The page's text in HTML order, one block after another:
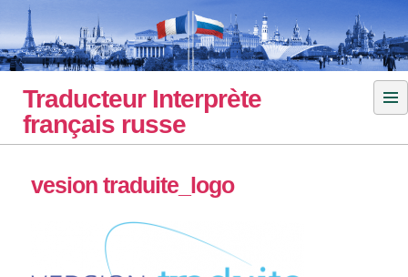
to
content
Traducteur Interprète
français russe
vesion traduite_logo